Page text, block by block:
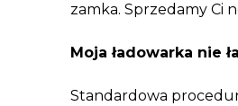
zamka. Sprzedamy Ci
Moja ładowarka nie
Standardowa